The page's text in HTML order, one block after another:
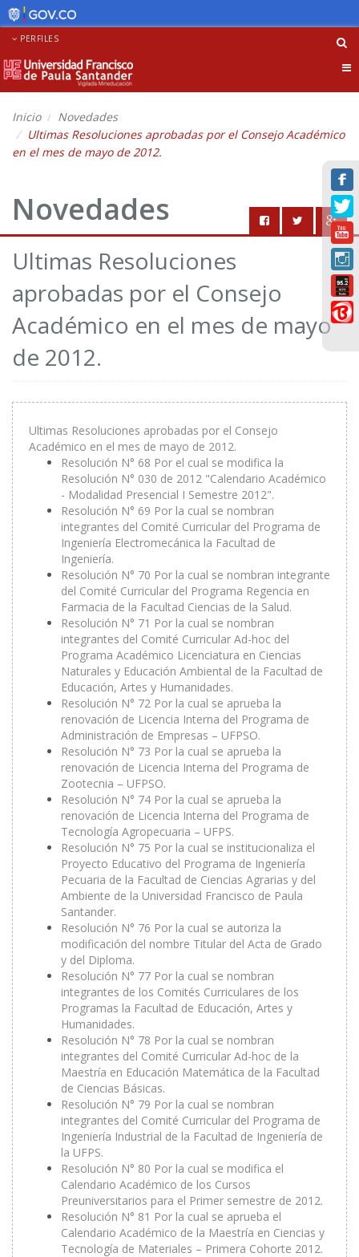
PERFILES
Inicio
Novedades
Ultimas Resoluciones aprobadas por el Consejo Académico
en el mes de mayo de 2012.
Novedades
Ultimas Resoluciones
aprobadas por el Consejo
Académico en el mes de mayo
de 2012.
Ultimas Resoluciones aprobadas por el Consejo
Académico en el mes de mayo de 2012.
Resolución N° 68 Por el cual se modifica la
Resolución N° 030 de 2012 "Calendario Académico
- Modalidad Presencial I Semestre 2012".
Resolución N° 69 Por la cual se nombran
integrantes del Comité Curricular del Programa de
Ingeniería Electromecánica la Facultad de
Ingeniería.
Resolución N° 70 Por la cual se nombran integrante
del Comité Curricular del Programa Regencia en
Farmacia de la Facultad Ciencias de la Salud.
Resolución N° 71 Por la cual se nombran
integrantes del Comité Curricular Ad-hoc del
Programa Académico Licenciatura en Ciencias
Naturales y Educación Ambiental de la Facultad de
Educación, Artes y Humanidades.
Resolución N° 72 Por la cual se aprueba la
renovación de Licencia Interna del Programa de
Administración de Empresas – UFPSO.
Resolución N° 73 Por la cual se aprueba la
renovación de Licencia Interna del Programa de
Zootecnia – UFPSO.
Resolución N° 74 Por la cual se aprueba la
renovación de Licencia Interna del Programa de
Tecnología Agropecuaria – UFPS.
Resolución N° 75 Por la cual se institucionaliza el
Proyecto Educativo del Programa de Ingeniería
Pecuaria de la Facultad de Ciencias Agrarias y del
Ambiente de la Universidad Francisco de Paula
Santander.
Resolución N° 76 Por la cual se autoriza la
modificación del nombre Titular del Acta de Grado
y del Diploma.
Resolución N° 77 Por la cual se nombran
integrantes de los Comités Curriculares de los
Programas la Facultad de Educación, Artes y
Humanidades.
Resolución N° 78 Por la cual se nombran
integrantes del Comité Curricular Ad-hoc de la
Maestría en Educación Matemática de la Facultad
de Ciencias Básicas.
Resolución N° 79 Por la cual se nombran
integrantes del Comité Curricular del Programa de
Ingeniería Industrial de la Facultad de Ingeniería de
la UFPS.
Resolución N° 80 Por la cual se modifica el
Calendario Académico de los Cursos
Preuniversitarios para el Primer semestre de 2012.
Resolución N° 81 Por la cual se aprueba el
Calendario Académico de la Maestría en Ciencias y
Tecnología de Materiales – Primera Cohorte 2012.